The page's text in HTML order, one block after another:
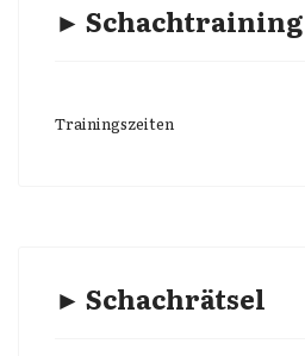
► Schachtraining
Trainingszeiten
► Schachrätsel